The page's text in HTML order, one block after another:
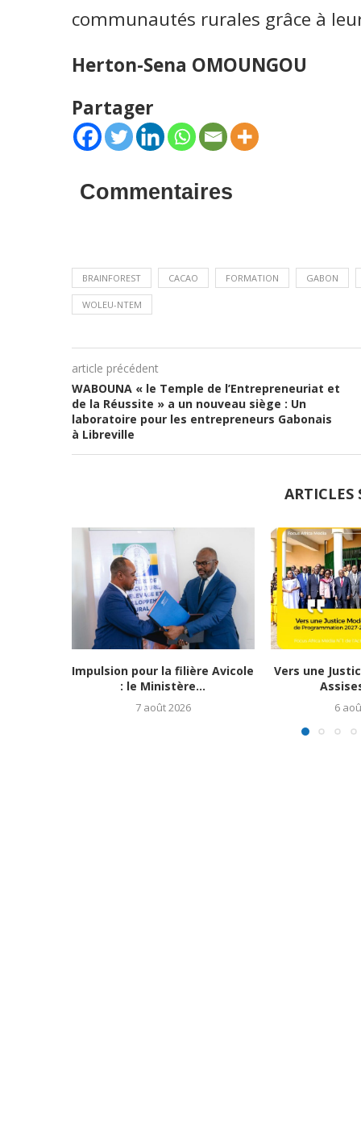
communautés rurales grâce à
Herton-Sena OMOUNGOU
Partager
Commentaires
BRAINFOREST CACAO FORMATION GABON
WOLEU-NTEM
article précédent
WABOUNA « le Temple de l’Entrepreneuriat et
de la Réussite » a un nouveau siège : Un
laboratoire pour les entrepreneurs Gabonais
à Libreville
ARTICLES
Impulsion pour la filière Avicole
: le Ministère...
7 août 2026
Vers une
6